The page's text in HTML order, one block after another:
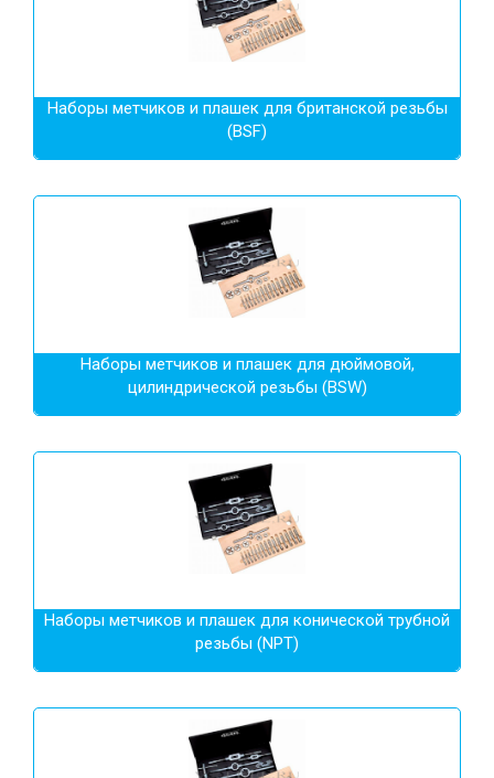
Наборы метчиков и плашек для британской резьбы
(BSF)
Наборы метчиков и плашек для дюймовой,
цилиндрической резьбы (BSW)
Наборы метчиков и плашек для конической трубной
резьбы (NPT)